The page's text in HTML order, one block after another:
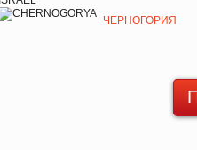
ЧЕРНОГОРИЯ